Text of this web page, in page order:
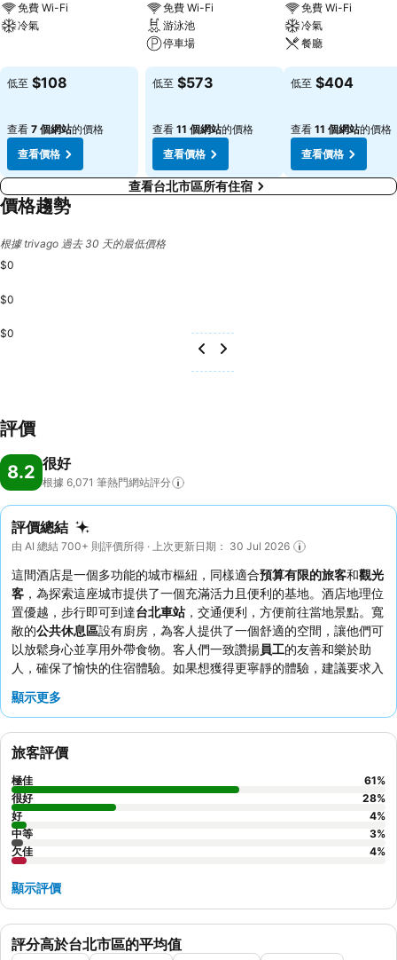
免費 Wi-Fi
冷氣
低至 $108
查看 7 個網站的價格
查看價格
免費 Wi-Fi
游泳池
停車場
查看價格
低至 $573
查看 11 個網站的價格
查看價格
免費 Wi-Fi
冷氣
餐廳
查看價格
低至 $404
查看 11 個網站的價格
查看價格
查看台北市區所有住宿
價格趨勢
根據 trivago 過去 30 天的最低價格
$0
$0
$0
評價
8.2 很好
根據 6,071 筆熱門網站評分
評價總結
由 AI 總結 700+ 則評價所得 · 上次更新日期： 30 Jul 2026
這間酒店是一個多功能的城市樞紐，同樣適合預算有限的旅客和觀光
客 ，為探索這座城市提供了一個充滿活力且便利的基地。酒店地理位
置優越，步行即可到達台北車站 ，交通便利，方便前往當地景點。寬
敞的公共休息區設有廚房，為客人提供了一個舒適的空間，讓他們可
以放鬆身心並享用外帶食物。客人們一致讚揚員工的友善和樂於助
人，確保了愉快的住宿體驗。如果想獲得更寧靜的體驗，建議要求入
顯示更多
評分高於台北市區的平均值
旅客評價
極佳 61%
很好
28%
好
4%
中等
3%
欠佳
4%
顯示評價